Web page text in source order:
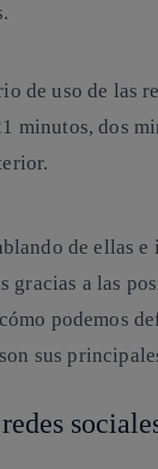
de uso de las
minutos, dos
de ellas e
gracias a las
podemos
sus